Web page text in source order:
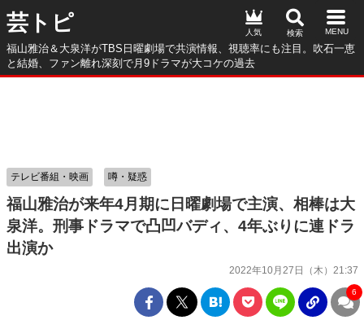
芸トピ
福山雅治＆大泉洋がTBS日曜劇場で共演情報、視聴率にも注目。吹石一恵
と結婚、ファン離れ深刻で月9ドラマが大コケの過去
人気
福山雅治が来年4月期に日曜劇場で主演、相棒は大
泉洋。刑事ドラマで凸凹バディ、4年ぶりに連ドラ
出演か
2022年10月27日（木）21:37
テレビ番組・映画 噂・疑惑
6